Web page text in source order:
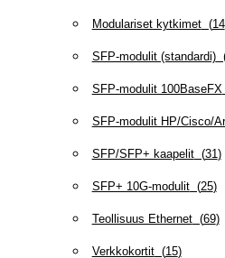
Modulariset kytkimet(14
SFP-modulit (standardi)
SFP-modulit 100BaseFX
SFP-modulit HP/Cisco/
SFP/SFP+ kaapelit(31)
SFP+ 10G-modulit(25)
Teollisuus Ethernet(69)
Verkkokortit(15)